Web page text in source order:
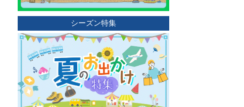
シーズン特集